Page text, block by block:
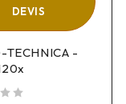
DEVIS
TECHNICA -